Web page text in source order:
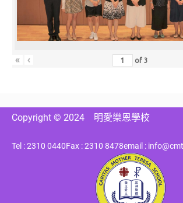
« ‹ of3
Copyright © 2024 明愛樂恩學校
Tel : 2310 0440Fax : 2310 8478email :